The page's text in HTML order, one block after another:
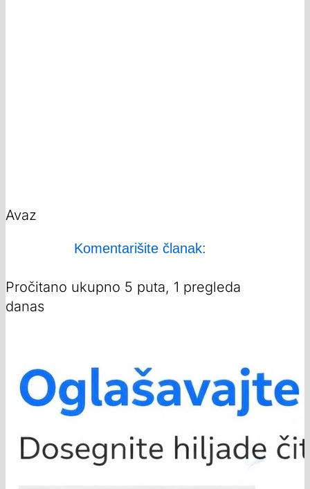
Avaz
Komentarišite članak:
Pročitano ukupno 5 puta, 1 pregleda
danas